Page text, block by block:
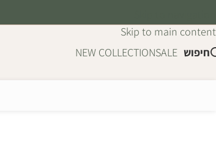
Skip to main content
חיפוש SALE
NEW COLLECTION